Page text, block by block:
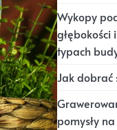
Wykopy
głębokości
typach
Jak dobrać
pomysły